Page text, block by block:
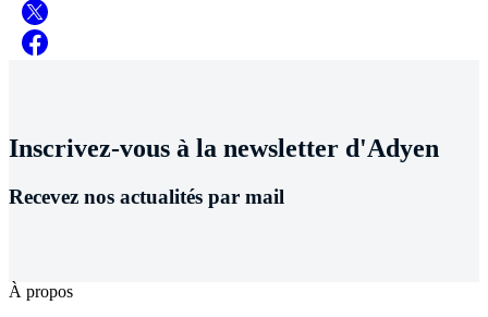
Inscrivez-vous à la newsletter d'Adyen
Recevez nos actualités par mail
À propos